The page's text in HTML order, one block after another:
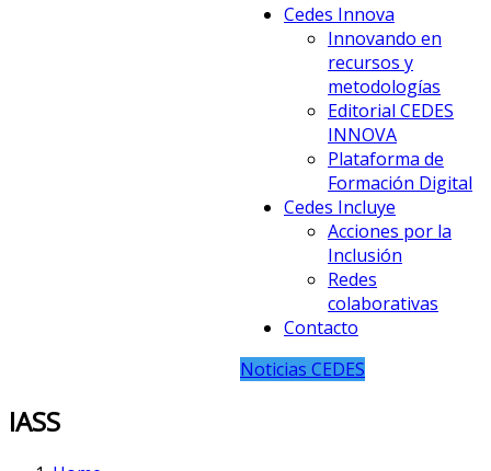
Cedes Innova
Innovando en
recursos y
metodologías
Editorial CEDES
INNOVA
Plataforma de
Formación Digital
Cedes Incluye
Acciones por la
Inclusión
Redes
colaborativas
Contacto
Noticias CEDES
IASS